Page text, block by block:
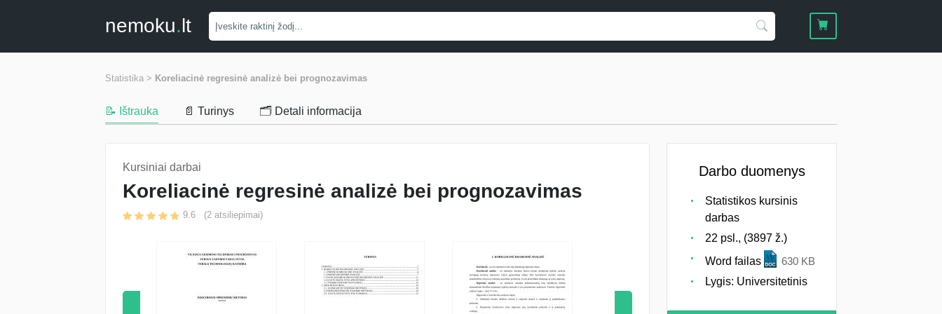
nemoku.lt
Statistika > Koreliacinė regresinė analizė bei prognozavimas
📝 Ištrauka 📄 Turinys 🗂️ Detali informacija
Kursiniai darbai
Koreliacinė regresinė analizė bei prognozavimas
9.6 (2 atsiliepimai)
Darbo duomenys
Statistikos kursinis
darbas
22 psl., (3897 ž.)
Word failas
630 KB
Lygis: Universitetinis